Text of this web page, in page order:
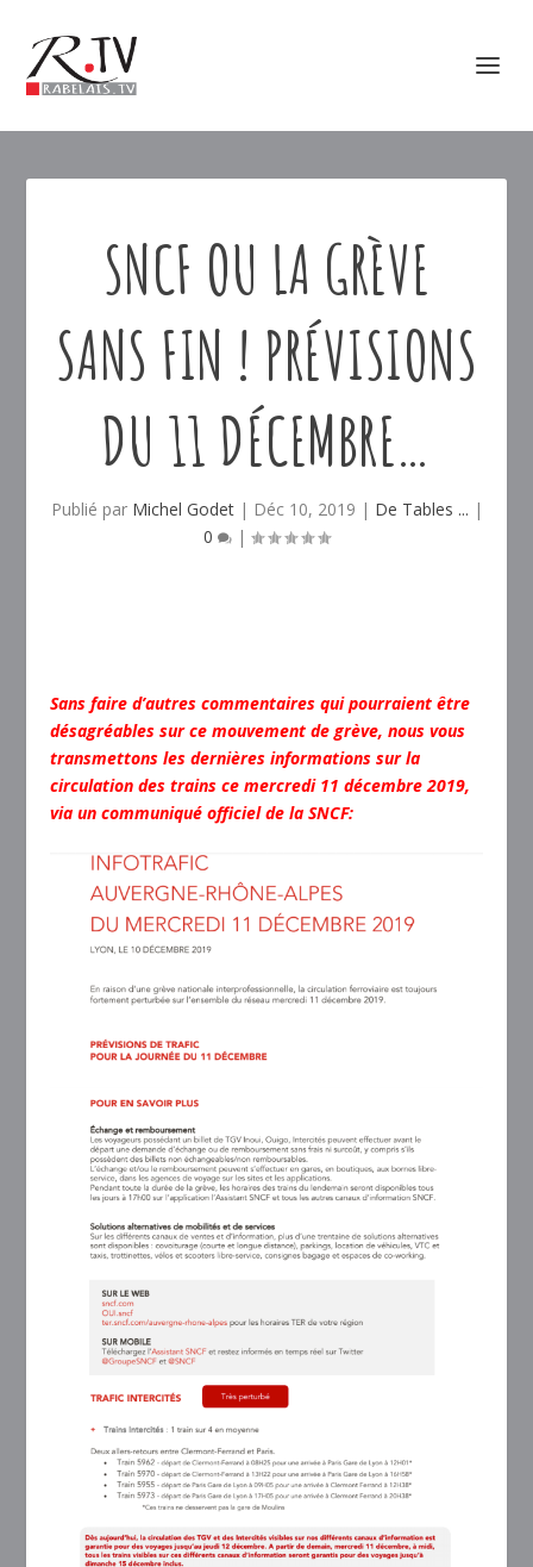
SNCF OU LA GRÈVE
SANS FIN ! PRÉVISIONS
DU 11 DÉCEMBRE…
Publié par Michel Godet| Déc 10, 2019 | De Tables ... |
0
|
Sans faire d’autres commentaires qui pourraient être
désagréables sur ce mouvement de grève, nous vous
transmettons les dernières informations sur la
circulation des trains ce mercredi 11 décembre 2019,
via un communiqué officiel de la SNCF: